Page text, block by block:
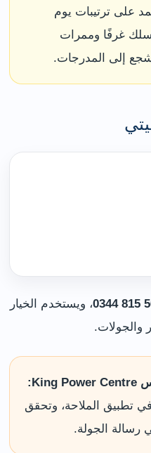
على ترتيبات يوم
تسلك غرفًا وممرات
إلى المدرجات.
0344 815، ويستخدم الخيار
والجولات.
تطبيق الملاحة، وتحقق
رسالة الجولة.